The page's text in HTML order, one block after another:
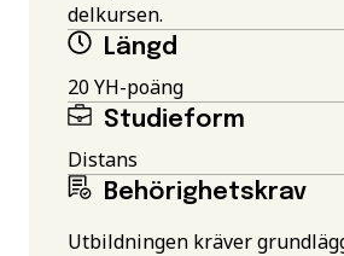
delkursen.
Längd
20 YH-poäng
Studieform
Distans
Behörighetskrav
Utbildningen kräver